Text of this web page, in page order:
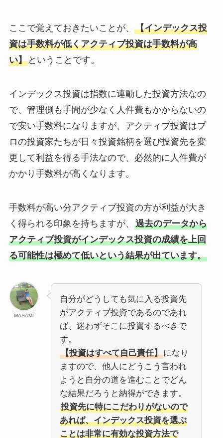
ここで覚えておきたいことが、 【インデックス投
資は手数料が低くアクティブ投資は手数料が高
い】ということです。
インデックス投資は指数に連動した投資方法なの
で、管理側も手間が少なく人件費もかからないの
で安い手数料になりますが、アクティブ投資はプ
ロの投資家たちが日々投資銘柄を選び投資先を変
更して利益を得る手法なので、必然的に人件費が
かかり手数料が高くなります。
手数料が高い分アクティブ投資の方が利益が大き
く得られる印象を持ちますが、 過去のデータから
アクティブ投資がインデックス投資の成績を上回
る可能性は極めて低いという結果が出ています。
MASAMI
自分がどうしても気に入る投資先
がアクティブ投資であるのであれ
ば、迷わずそこに投資するべきで
す。
【投資はすべて自己責任】になり
ますので、他人にどうこう言われ
ようと自分の道を進むことでどん
な結果だろうと納得ができます。
投資先に特にこだわりがないので
あれば、インデックス投資を選ぶ
ことは非常に有効な投資方法で